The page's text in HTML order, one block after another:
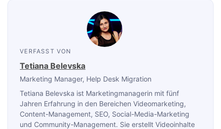
VERFASST VON
Tetiana Belevska
Marketing Manager, Help Desk Migration
Tetiana Belevska ist Marketingmanagerin mit fünf
Jahren Erfahrung in den Bereichen Videomarketing,
Content-Management, SEO, Social-Media-Marketing
und Community-Management. Sie erstellt Videoinhalte